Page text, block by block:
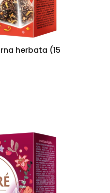
herbata (15